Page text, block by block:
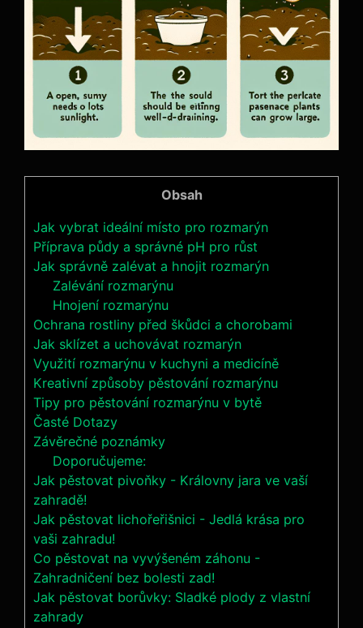
Obsah
Jak vybrat ideální místo pro⁢ rozmarýn
Příprava půdy a správné pH pro růst
Jak⁢ správně⁤ zalévat ​a hnojit rozmarýn
Zalévání rozmarýnu
Hnojení rozmarýnu
Ochrana rostliny před škůdci ‍a‍ chorobami
Jak sklízet a uchovávat rozmarýn
Využití ⁤rozmarýnu v kuchyni a medicíně
Kreativní způsoby pěstování rozmarýnu
Tipy pro​ pěstování rozmarýnu v bytě
Časté Dotazy
Závěrečné poznámky
Doporučujeme:
Jak pěstovat pivoňky - Královny jara ve vaší
zahradě!
Jak pěstovat lichořeřišnici - Jedlá krása pro
vaši zahradu!
Co pěstovat na vyvýšeném záhonu -
Zahradničení bez bolesti zad!
Jak pěstovat borůvky: Sladké plody z vlastní
zahrady